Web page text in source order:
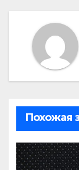
Похожая